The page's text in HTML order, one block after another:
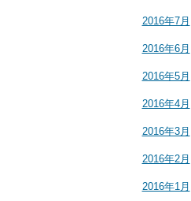
2016年7月
2016年6月
2016年5月
2016年4月
2016年3月
2016年2月
2016年1月